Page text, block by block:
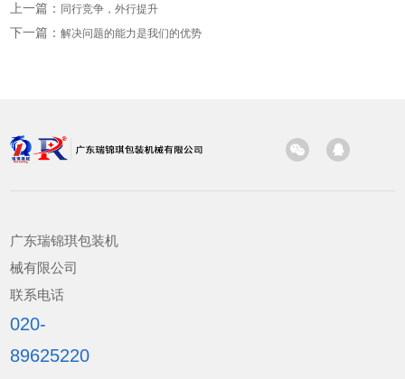
上一篇： 同行竞争，外行提升
下一篇：解决问题的能力是我们的优势
广东瑞锦琪包装机
械有限公司
联系电话
020-
89625220